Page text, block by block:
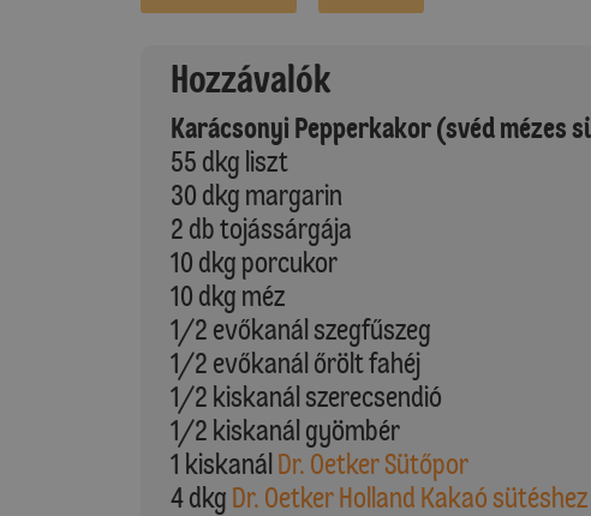
Hozzávalók
Karácsonyi Pepperkakor (svéd mézes
55 dkg liszt
30 dkg margarin
2 db tojássárgája
10 dkg porcukor
10 dkg méz
1/2 evőkanál szegfűszeg
1/2 evőkanál őrölt fahéj
1/2 kiskanál szerecsendió
1/2 kiskanál gyömbér
1 kiskanálDr. Oetker Sütőpor
4 dkg Dr. Oetker Holland Kakaó sütéshez